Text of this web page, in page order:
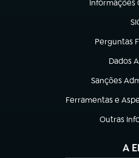
Informações
(abre em
Perguntas
(abre em
Dados
(abre
Sanções
(abre em
Ferramentas e
(abre em nova aba)
Outras
(abre em
A